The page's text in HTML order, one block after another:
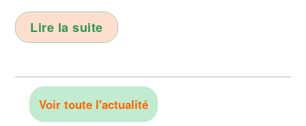
Lire la suite
Voir toute l'actualité